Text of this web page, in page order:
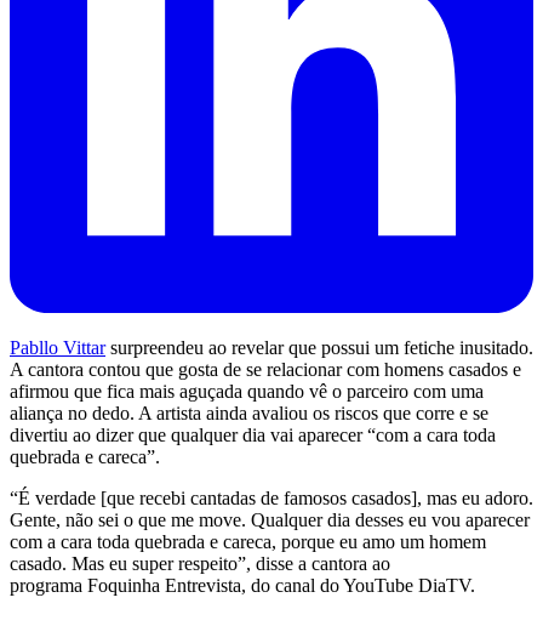
Pabllo Vittarsurpreendeu ao revelar que possui um fetiche inusitado.
A cantora contou que gosta de se relacionar com homens casados e
afirmou que fica mais aguçada quando vê o parceiro com uma
aliança no dedo. A artista ainda avaliou os riscos que corre e se
divertiu ao dizer que qualquer dia vai aparecer “com a cara toda
quebrada e careca”.
“É verdade [que recebi cantadas de famosos casados], mas eu adoro.
Gente, não sei o que me move. Qualquer dia desses eu vou aparecer
com a cara toda quebrada e careca, porque eu amo um homem
casado. Mas eu super respeito”, disse a cantora ao
programa Foquinha Entrevista, do canal do YouTube DiaTV.